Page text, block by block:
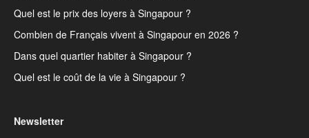
Quel est le prix des loyers à Singapour ?
Combien de Français vivent à Singapour en 2026 ?
Dans quel quartier habiter à Singapour ?
Quel est le coût de la vie à Singapour ?
Newsletter